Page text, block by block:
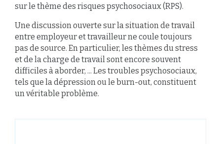
sur le thème des risques psychosociaux (RPS).
Une discussion ouverte sur la situation de travail
entre employeur et travailleur ne coule toujours
pas de source. En particulier, les thèmes du stress
et de la charge de travail sont encore souvent
difficiles à aborder, ... Les troubles psychosociaux,
tels que la dépression ou le burn-out, constituent
un véritable problème.